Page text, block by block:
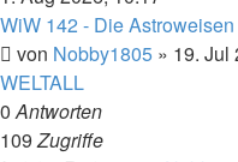
WiW 142 - Die Astroweisen
von Nobby1805 » 19. Jul
WELTALL
0Antworten
109Zugriffe